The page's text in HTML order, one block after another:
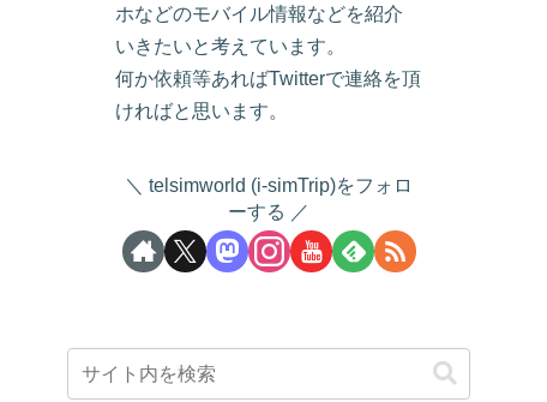
ホなどのモバイル情報などを紹介
いきたいと考えています。
何か依頼等あればTwitterで連絡を頂
ければと思います。
telsimworld (i-simTrip)をフォロ
ーする